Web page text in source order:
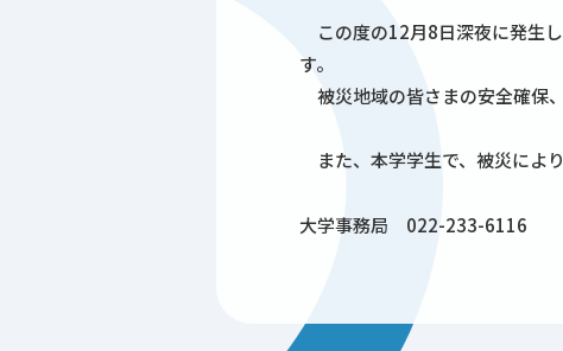
この度の12月8日深夜に発生
す。
被災地域の皆さまの安全確保
また、本学学生で、被災によ
大学事務局 022-233-6116